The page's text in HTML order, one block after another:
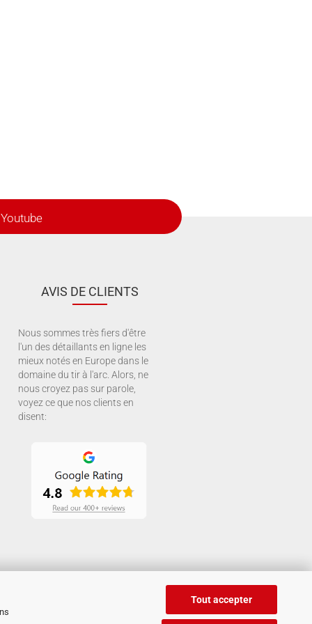
Tout accepter
Youtube
AVIS DE CLIENTS
Nous sommes très fiers d'être
l'un des détaillants en ligne les
mieux notés en Europe dans le
domaine du tir à l'arc. Alors, ne
nous croyez pas sur parole,
voyez ce que nos clients en
disent: